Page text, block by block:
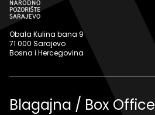
Obala Kulina bana 9
71 000 Sarajevo
Bosna i Hercegovina
Blagajna / Box Office